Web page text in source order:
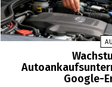
Google-